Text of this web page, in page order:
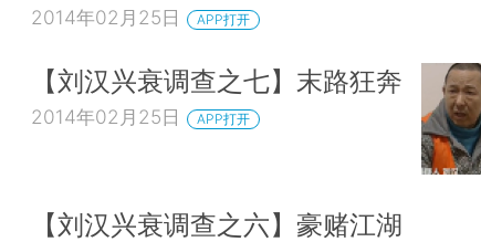
2014年02月25日 APP打开
【刘汉兴衰调查之七】末路狂奔
2014年02月25日 APP打开
【刘汉兴衰调查之六】豪赌江湖